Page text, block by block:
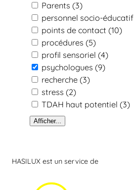
Parents (3)
personnel socio-éducatif
points de contact (10)
procédures (5)
profil sensoriel (4)
psychologues (9)
recherche (3)
stress (2)
TDAH haut potentiel (3)
Afficher...
HASILUX est un service de